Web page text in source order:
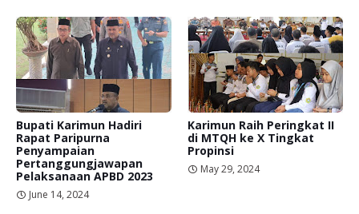
Bupati Karimun Hadiri
Rapat Paripurna
Penyampaian
Pertanggungjawapan
Pelaksanaan APBD 2023
June 14, 2024
Karimun Raih Peringkat II
di MTQH ke X Tingkat
Propinsi
May 29, 2024